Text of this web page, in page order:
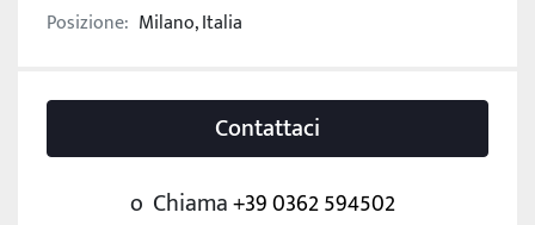
Posizione: Milano, Italia
Contattaci
o Chiama+39 0362 594502